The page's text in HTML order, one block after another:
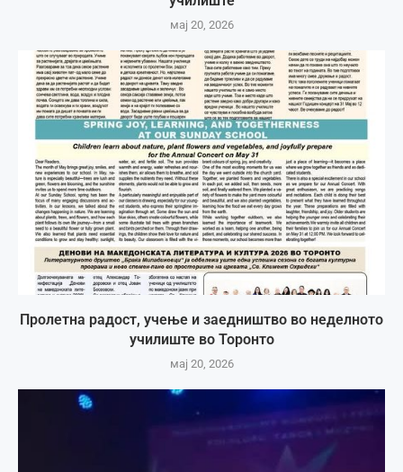
мај 20, 2026
Пролетна радост, учење и заедништво во неделното
училиште во Торонто
мај 20, 2026